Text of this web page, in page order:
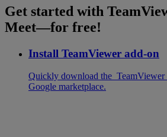
Get started with
Meet—for free!
Install TeamViewer add-on
Quickly download the TeamViewer
Google marketplace.